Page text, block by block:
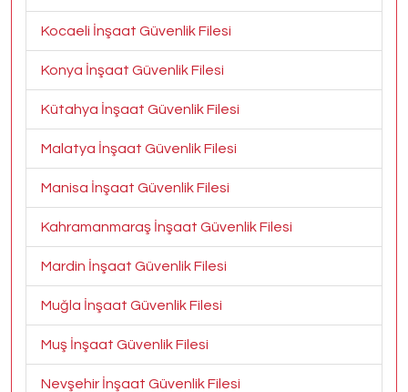
Kocaeli İnşaat Güvenlik Filesi
Konya İnşaat Güvenlik Filesi
Kütahya İnşaat Güvenlik Filesi
Malatya İnşaat Güvenlik Filesi
Manisa İnşaat Güvenlik Filesi
Kahramanmaraş İnşaat Güvenlik Filesi
Mardin İnşaat Güvenlik Filesi
Muğla İnşaat Güvenlik Filesi
Muş İnşaat Güvenlik Filesi
Nevşehir İnşaat Güvenlik Filesi